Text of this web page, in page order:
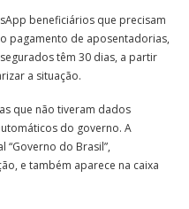
beneficiários que precisam
pagamento de aposentadorias,
têm 30 dias, a partir
a situação.
que não tiveram dados
do governo. A
“Governo do Brasil”,
e também aparece na caixa